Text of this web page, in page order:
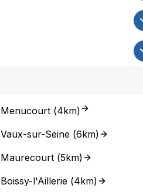
Menucourt(4km)
Vaux-sur-Seine(6km)
Maurecourt(5km)
Boissy-l'Aillerie(4km)